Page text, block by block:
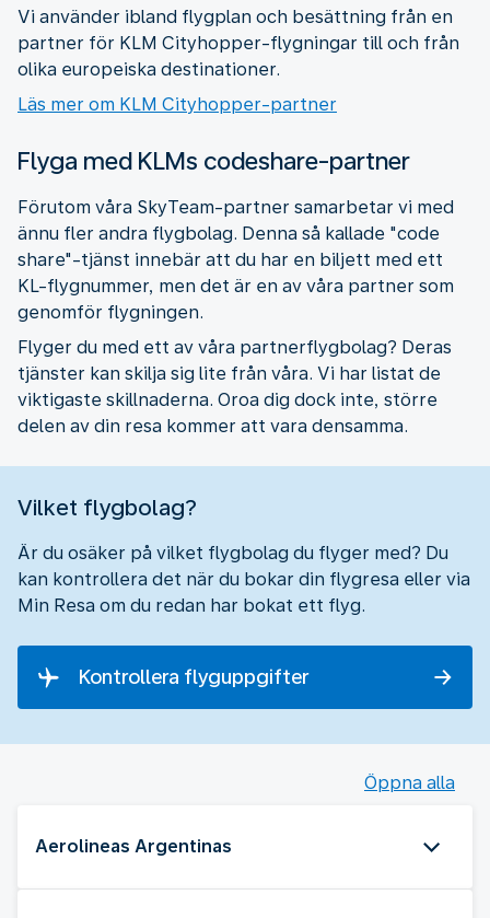
Vi använder ibland flygplan och besättning från en
partner för KLM Cityhopper-flygningar till och från
olika europeiska destinationer.
Läs mer om KLM Cityhopper-partner
Flyga med KLMs codeshare-partner
Förutom våra SkyTeam-partner samarbetar vi med
ännu fler andra flygbolag. Denna så kallade "code
share"-tjänst innebär att du har en biljett med ett
KL-flygnummer, men det är en av våra partner som
genomför flygningen.
Flyger du med ett av våra partnerflygbolag? Deras
tjänster kan skilja sig lite från våra. Vi har listat de
viktigaste skillnaderna. Oroa dig dock inte, större
delen av din resa kommer att vara densamma.
Vilket flygbolag?
Är du osäker på vilket flygbolag du flyger med? Du
kan kontrollera det när du bokar din flygresa eller via
Min Resa om du redan har bokat ett flyg.
Kontrollera flyguppgifter
Öppna alla
Aerolineas Argentinas